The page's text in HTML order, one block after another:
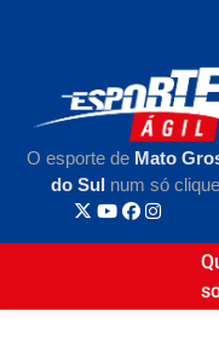
O esporte de Mato
do Sul num só clique